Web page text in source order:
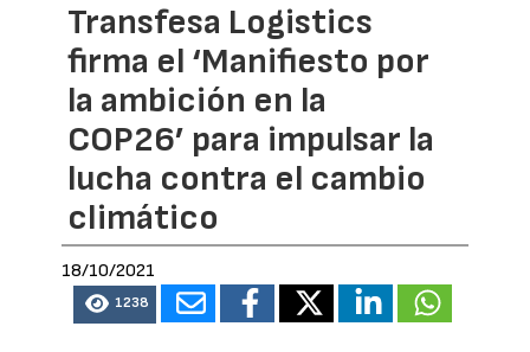
Transfesa Logistics
firma el ‘Manifiesto por
la ambición en la
COP26’ para impulsar la
lucha contra el cambio
climático
18/10/2021
1238